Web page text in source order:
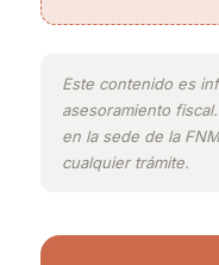
Este contenido es
asesoramiento
en la sede de la
cualquier trámite.